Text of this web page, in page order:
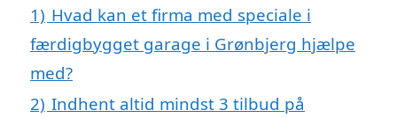
1) Hvad kan et firma med speciale i
færdigbygget garage i Grønbjerg hjælpe
med?
2) Indhent altid mindst 3 tilbud på